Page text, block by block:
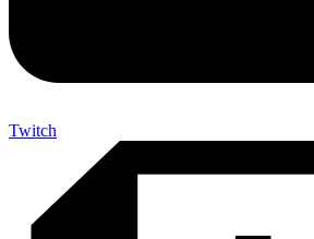
Twitch